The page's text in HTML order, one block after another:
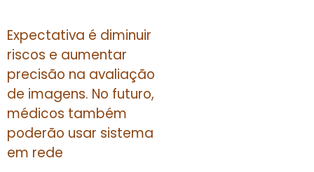
Expectativa é diminuir
riscos e aumentar
precisão na avaliação
de imagens. No futuro,
médicos também
poderão usar sistema
em rede